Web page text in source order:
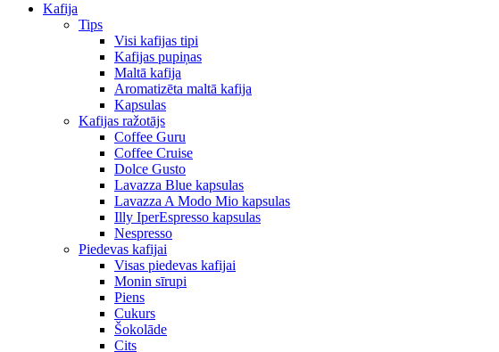
Kafija
Tips
Visi kafijas tipi
Kafijas pupiņas
Maltā kafija
Aromatizēta maltā kafija
Kapsulas
Kafijas ražotājs
Coffee Guru
Coffee Cruise
Dolce Gusto
Lavazza Blue kapsulas
Lavazza A Modo Mio kapsulas
Illy IperEspresso kapsulas
Nespresso
Piedevas kafijai
Visas piedevas kafijai
Monin sīrupi
Piens
Cukurs
Šokolāde
Cits